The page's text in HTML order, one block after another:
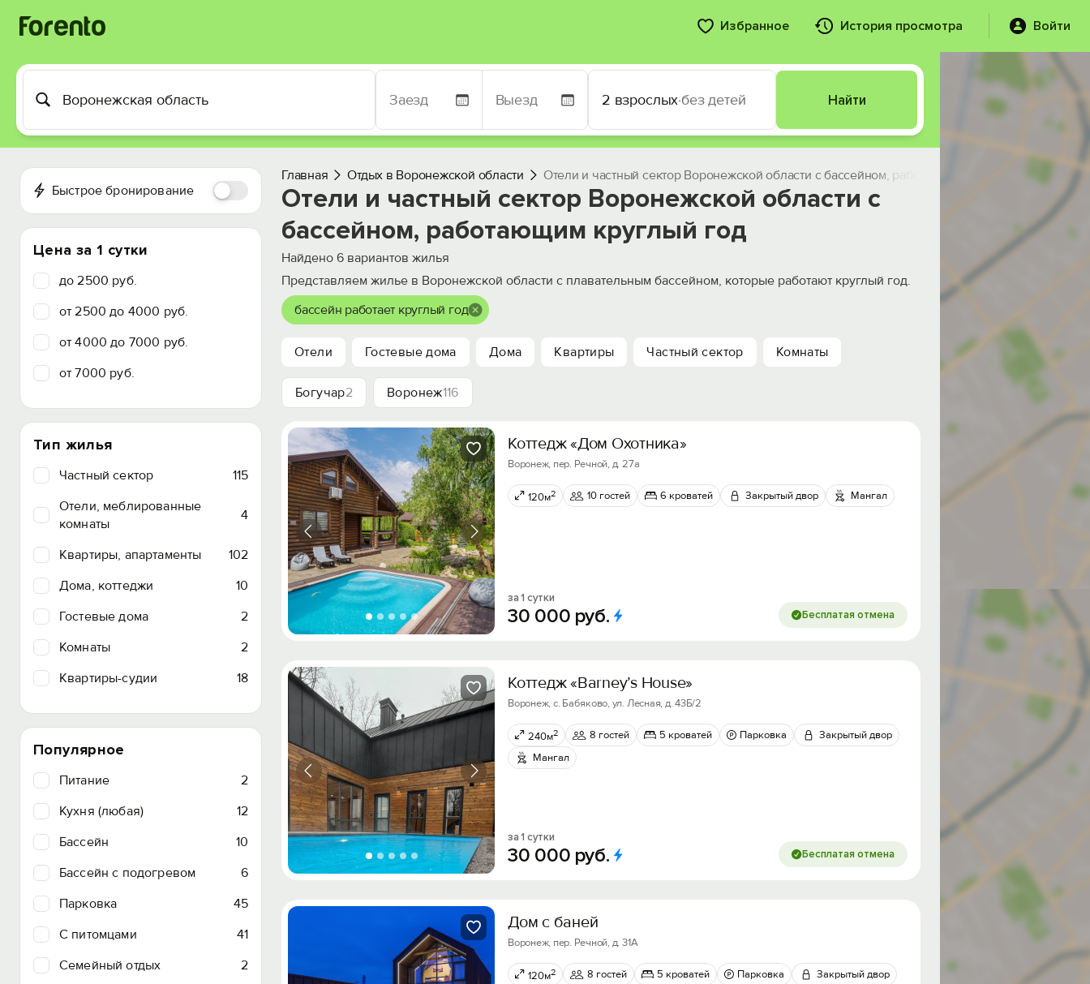
Избранное История просмотра Войти
2 взрослых·без детей Найти
Быстрое бронирование
Цена за 1 сутки
до 2500 руб.
от 2500 до 4000 руб.
от 4000 до 7000 руб.
от 7000 руб.
Тип жилья
Частный сектор
115
Отели, меблированные
комнаты
4
Квартиры, апартаменты
102
Дома, коттеджи
10
Гостевые дома
2
Комнаты
2
Квартиры-судии
18
Популярное
Питание
2
Кухня (любая)
12
Бассейн
10
Бассейн с подогревом
6
Парковка
45
C питомцами
41
Семейный отдых
2
Главная Отдых в Воронежской области Отели и частный сектор Воронежской области с бассейном, работающим круглый год
Отели и частный сектор Воронежской области с
бассейном, работающим круглый год
Найдено 6 вариантов жилья
Представляем жилье в Воронежской области с плавательным бассейном, которые работают круглый год.
бассейн работает круглый год
Отели Гостевые дома Дома Квартиры Частный сектор Комнаты
Богучар2 Воронеж116
Коттедж «Дом Охотника»
Воронеж, пер. Речной, д. 27а
120м2 10 гостей 6 кроватей Закрытый двор Мангал
за 1 сутки
30 000 руб. Бесплатая отмена
Коттедж «Barney’s House»
Воронеж, с. Бабяково, ул. Лесная, д. 43Б/2
240м2 8 гостей 5 кроватей Парковка
Закрытый двор
Мангал
за 1 сутки
30 000 руб. Бесплатая отмена
Дом с баней
Воронеж, пер. Речной, д. 31А
120м2 8 гостей 5 кроватей Парковка
Закрытый двор